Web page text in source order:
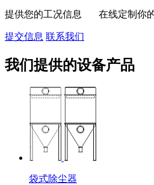
提供您的工况信息 在线定制你
提交信息 联系我们
我们提供的设备产品
袋式除尘器